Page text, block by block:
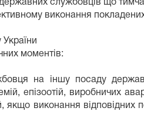
службовців що
виконання
моментів:
на іншу посаду
епізоотій, виробничих
якщо виконання